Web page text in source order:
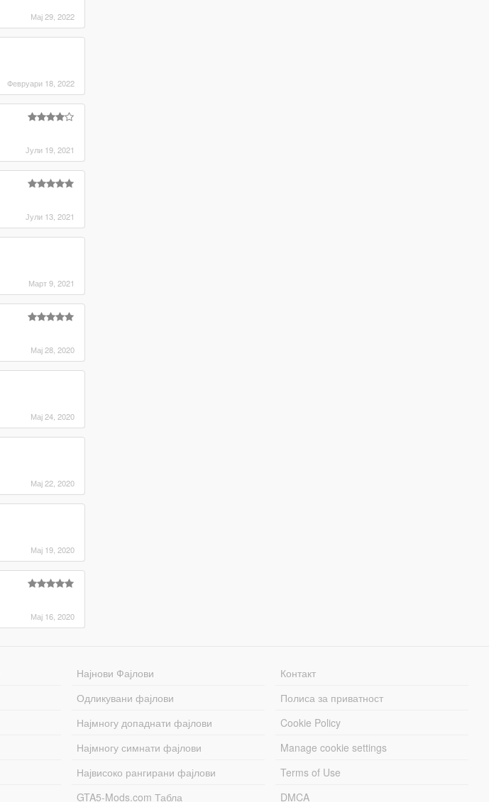
Мај 29, 2022
Февруари 18, 2022
Јули 19, 2021
Јули 13, 2021
Март 9, 2021
Мај 28, 2020
Мај 24, 2020
Мај 22, 2020
Мај 19, 2020
Мај 16, 2020
Најнови Фајлови
Одликувани фајлови
Најмногу допаднати фајлови
Најмногу симнати фајлови
Највисоко рангирани фајлови
GTA5-Mods.com Табла
Контакт
Полиса за приватност
Cookie Policy
Manage cookie settings
Terms of Use
DMCA